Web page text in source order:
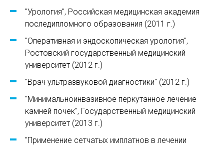
"Урология", Российская медицинская академия
последипломного образования (2011 г.)
"Оперативная и эндоскопическая урология",
Ростовский государственный медицинский
университет (2012 г.)
"Врач ультразвуковой диагностики" (2012 г.)
"Минимальноинвазивное перкутанное лечение
камней почек", Государственный медицинский
университет (2013 г.)
"Применение сетчатых имплатнов в лечении